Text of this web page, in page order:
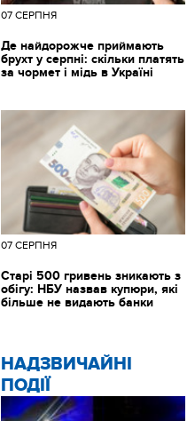
07 СЕРПНЯ
Де найдорожче приймають
брухт у серпні: скільки платять
за чормет і мідь в Україні
НАДЗВИЧАЙНІ
ПОДІЇ
07 СЕРПНЯ
Старі 500 гривень зникають з
обігу: НБУ назвав купюри, які
більше не видають банки